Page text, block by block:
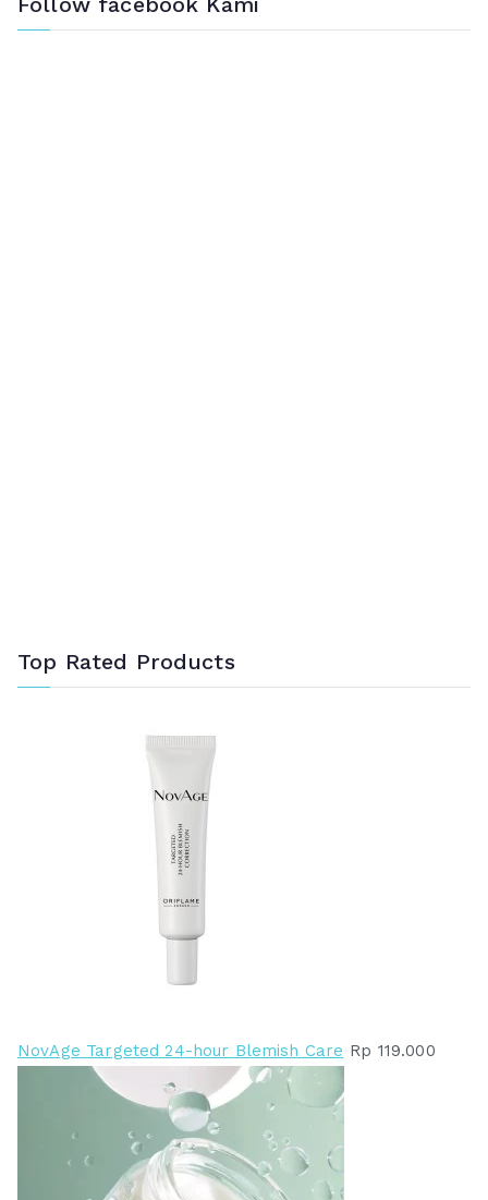
Top Rated Products
NovAge Targeted 24-hour Blemish Care Rp 119.000